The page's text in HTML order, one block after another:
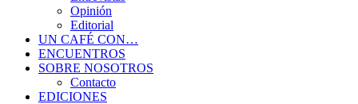
Opinión
Editorial
UN CAFÉ CON…
ENCUENTROS
SOBRE NOSOTROS
Contacto
EDICIONES